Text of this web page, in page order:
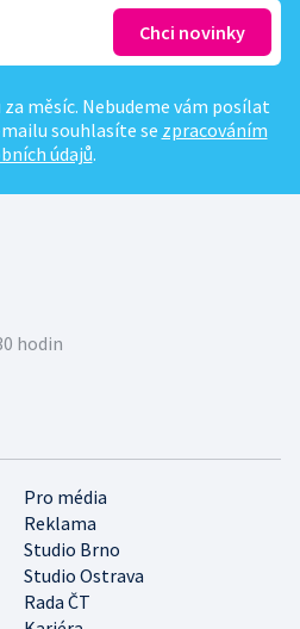
měsíc. Nebudeme vám posílat
souhlasíte se zpracováním
údajů.